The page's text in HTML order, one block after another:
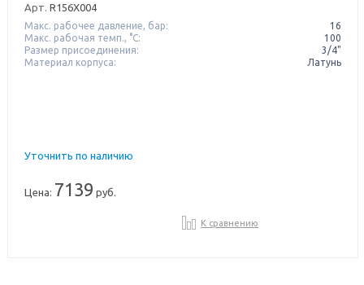
Арт. R156X004
Макс. рабочее давление, бар:
16
Макс. рабочая темп., °С:
100
Размер присоединения:
3/4"
Материал корпуса:
Латунь
Уточнить по наличию
Цена: 7139 руб.
К сравнению